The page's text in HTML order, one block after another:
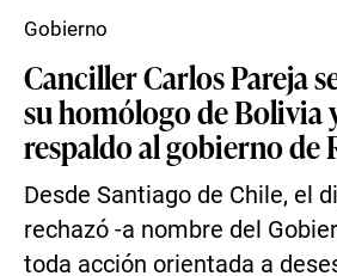
Canciller Carlos Pareja
su homólogo de Bolivia
respaldo al gobierno de
Desde Santiago de Chile, el
rechazó -a nombre del
toda acción orientada a
Gobierno